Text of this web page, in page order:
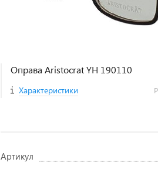
Оправа Aristocrat YH 190110
Характеристики
Артикул